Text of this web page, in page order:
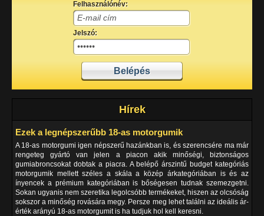
Felhasználónév:
Jelszó:
Hírek
Ezek a legnépszerűbb 18-as motorgumik
A 18-as motorgumi igen népszerű hazánkban is, és szerencsére ma már
rengeteg gyártó van jelen a piacon akik minőségi, biztonságos
gumiabroncsokat dobtak a piacra. A belépő árszintű budget kategóriás
motorgumik mellett széles a skála a közép árkategóriában is és az
ínyencek a prémium kategóriában is bőségesen tudnak szemezgetni.
Sokan ugyanis nem szeretika legolcsóbb termékeket, hiszen az olcsóság
sokszor a minőség rovására megy. Persze meg lehet találni az ideális ár-
érték arányú 18-as motorgumit is ha tudjuk hol kell keresni.